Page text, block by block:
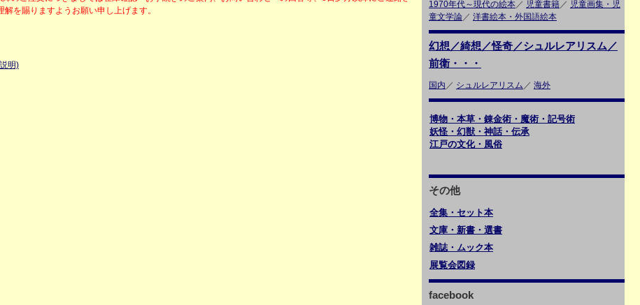
解を賜りますようお願い申し上げます。
明)
1970年代～現代の絵本／ 児童書籍／ 児童画集・児
童文学論／ 洋書絵本・外国語絵本
幻想／綺想／怪奇／シュルレアリスム／
前衛・・・
国内 ／ シュルレアリスム ／ 海外
博物・本草・錬金術・魔術・記号術
妖怪・幻獣・神話・伝承
江戸の文化・風俗
その他
全集・セット本
文庫・新書・選書
雑誌・ムック本
展覧会図録
facebook